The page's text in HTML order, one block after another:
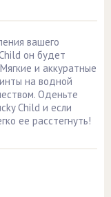
вашего
он будет
и аккуратные
на водной
Оденьте
Child и если
ее расстегнуть!